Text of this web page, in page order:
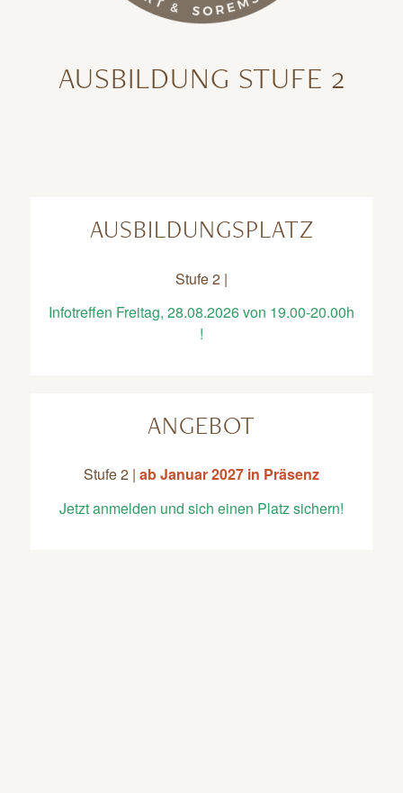
AUSBILDUNG STUFE 2
AUSBILDUNGSPLATZ
Stufe 2 |
Infotreffen Freitag, 28.08.2026 von 19.00-20.00h
!
ANGEBOT
Stufe 2 | ab Januar 2027 in Präsenz
Jetzt anmelden und sich einen Platz sichern!